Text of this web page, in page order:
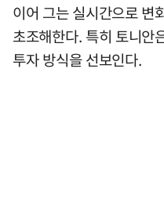
이어 그는 실시간으로 변
초조해한다. 특히 토니안
투자 방식을 선보인다.